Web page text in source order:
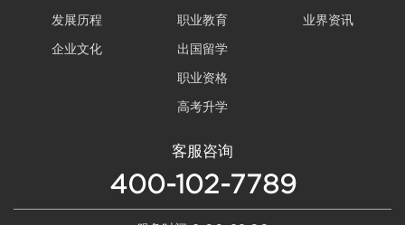
发展历程
企业文化
职业教育
出国留学
职业资格
高考升学
业界资讯
客服咨询
400-102-7789